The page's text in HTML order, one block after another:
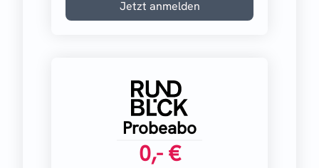
Jetzt anmelden
Probeabo
0,- €